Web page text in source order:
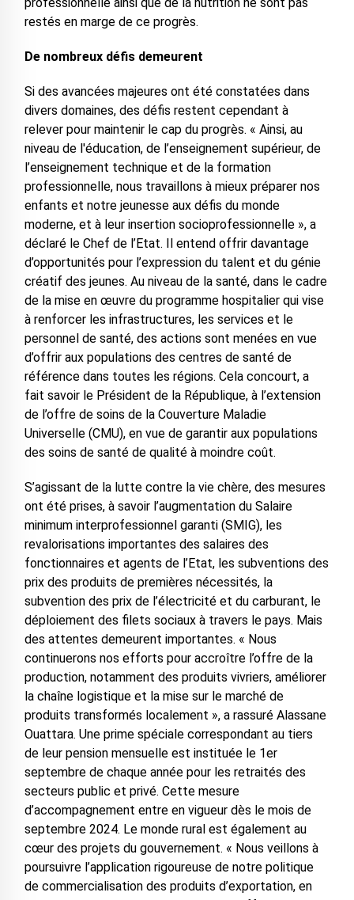
restés en marge de ce progrès.
De nombreux défis demeurent
Si des avancées majeures ont été constatées dans
divers domaines, des défis restent cependant à
relever pour maintenir le cap du progrès. « Ainsi, au
niveau de l'éducation, de l’enseignement supérieur, de
l’enseignement technique et de la formation
professionnelle, nous travaillons à mieux préparer nos
enfants et notre jeunesse aux défis du monde
moderne, et à leur insertion socioprofessionnelle », a
déclaré le Chef de l’Etat. Il entend offrir davantage
d’opportunités pour l’expression du talent et du génie
créatif des jeunes. Au niveau de la santé, dans le cadre
de la mise en œuvre du programme hospitalier qui vise
à renforcer les infrastructures, les services et le
personnel de santé, des actions sont menées en vue
d’offrir aux populations des centres de santé de
référence dans toutes les régions. Cela concourt, a
fait savoir le Président de la République, à l’extension
de l’offre de soins de la Couverture Maladie
Universelle (CMU), en vue de garantir aux populations
des soins de santé de qualité à moindre coût.
S’agissant de la lutte contre la vie chère, des mesures
ont été prises, à savoir l’augmentation du Salaire
minimum interprofessionnel garanti (SMIG), les
revalorisations importantes des salaires des
fonctionnaires et agents de l’Etat, les subventions des
prix des produits de premières nécessités, la
subvention des prix de l’électricité et du carburant, le
déploiement des filets sociaux à travers le pays. Mais
des attentes demeurent importantes. « Nous
continuerons nos efforts pour accroître l’offre de la
production, notamment des produits vivriers, améliorer
la chaîne logistique et la mise sur le marché de
produits transformés localement », a rassuré Alassane
Ouattara. Une prime spéciale correspondant au tiers
de leur pension mensuelle est instituée le 1er
septembre de chaque année pour les retraités des
secteurs public et privé. Cette mesure
d’accompagnement entre en vigueur dès le mois de
septembre 2024. Le monde rural est également au
cœur des projets du gouvernement. « Nous veillons à
poursuivre l’application rigoureuse de notre politique
de commercialisation des produits d’exportation, en